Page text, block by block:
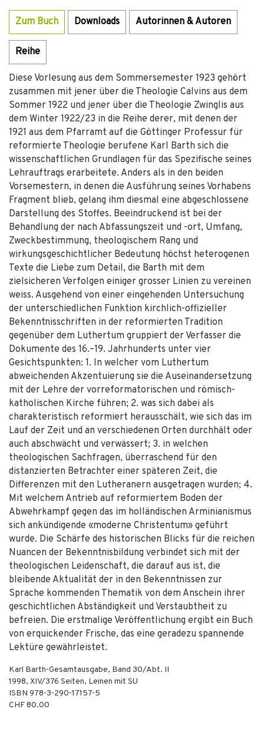
Zum Buch Downloads Autorinnen & Autoren
Reihe
Diese Vorlesung aus dem Sommersemester 1923 gehört
zusammen mit jener über die Theologie Calvins aus dem
Sommer 1922 und jener über die Theologie Zwinglis aus
dem Winter 1922/23 in die Reihe derer, mit denen der
1921 aus dem Pfarramt auf die Göttinger Professur für
reformierte Theologie berufene Karl Barth sich die
wissenschaftlichen Grundlagen für das Spezifische seines
Lehrauftrags erarbeitete. Anders als in den beiden
Vorsemestern, in denen die Ausführung seines Vorhabens
Fragment blieb, gelang ihm diesmal eine abgeschlossene
Darstellung des Stoffes. Beeindruckend ist bei der
Behandlung der nach Abfassungszeit und -ort, Umfang,
Zweckbestimmung, theologischem Rang und
wirkungsgeschichtlicher Bedeutung höchst heterogenen
Texte die Liebe zum Detail, die Barth mit dem
zielsicheren Verfolgen einiger grosser Linien zu vereinen
weiss. Ausgehend von einer eingehenden Untersuchung
der unterschiedlichen Funktion kirchlich-offizieller
Bekenntnisschriften in der reformierten Tradition
gegenüber dem Luthertum gruppiert der Verfasser die
Dokumente des 16.–19. Jahrhunderts unter vier
Gesichtspunkten: 1. In welcher vom Luthertum
abweichenden Akzentuierung sie die Auseinandersetzung
mit der Lehre der vorreformatorischen und römisch-
katholischen Kirche führen; 2. was sich dabei als
charakteristisch reformiert herausschält, wie sich das im
Lauf der Zeit und an verschiedenen Orten durchhält oder
auch abschwächt und verwässert; 3. in welchen
theologischen Sachfragen, überraschend für den
distanzierten Betrachter einer späteren Zeit, die
Differenzen mit den Lutheranern ausgetragen wurden; 4.
Mit welchem Antrieb auf reformiertem Boden der
Abwehrkampf gegen das im holländischen Arminianismus
sich ankündigende «moderne Christentum» geführt
wurde. Die Schärfe des historischen Blicks für die reichen
Nuancen der Bekenntnisbildung verbindet sich mit der
theologischen Leidenschaft, die darauf aus ist, die
bleibende Aktualität der in den Bekenntnissen zur
Sprache kommenden Thematik von dem Anschein ihrer
geschichtlichen Abständigkeit und Verstaubtheit zu
befreien. Die erstmalige Veröffentlichung ergibt ein Buch
von erquickender Frische, das eine geradezu spannende
Lektüre gewährleistet.
Karl Barth-Gesamtausgabe, Band 30/Abt. II
1998, XIV/376 Seiten, Leinen mit SU
ISBN 978-3-290-17157-5
CHF 80.00